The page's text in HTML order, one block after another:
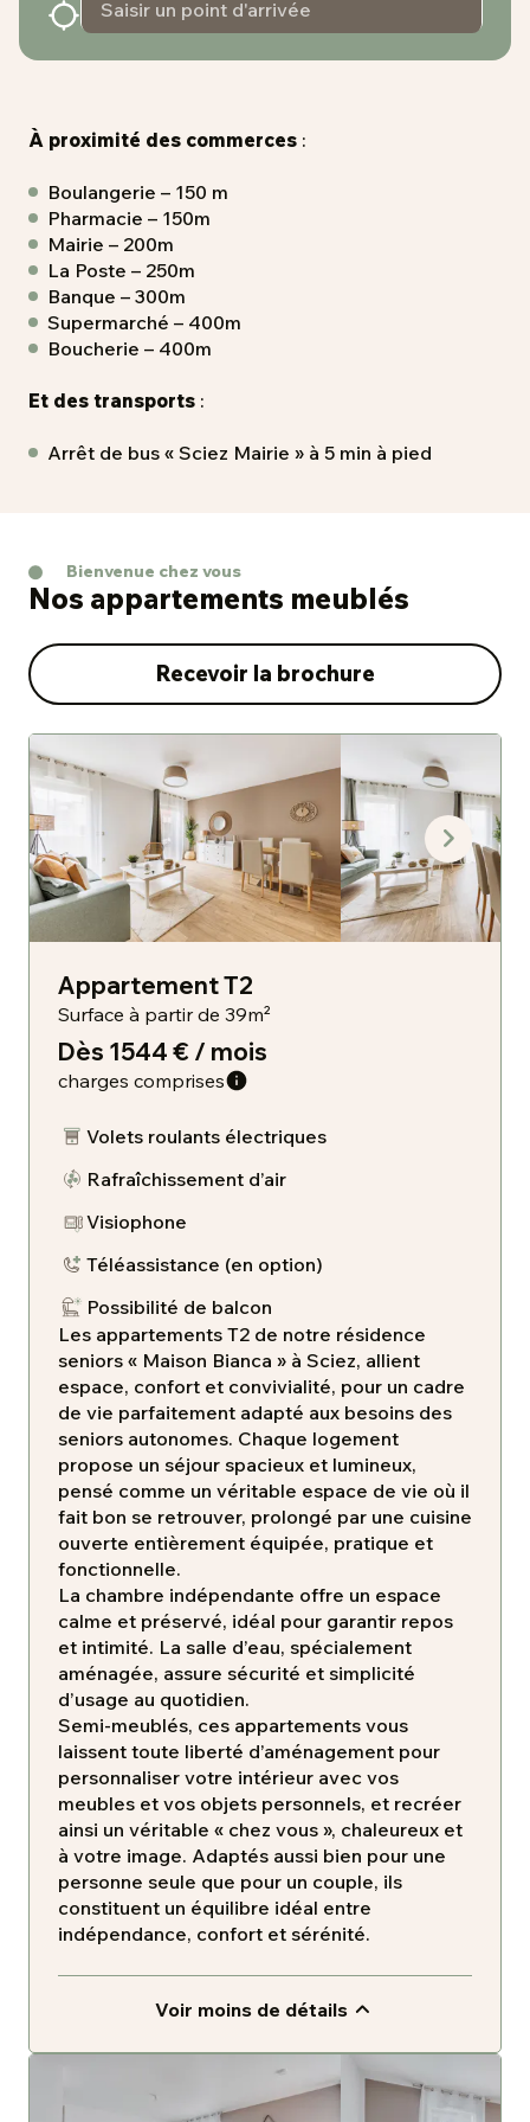
À proximité des commerces :
Boulangerie – 150 m
Pharmacie – 150m
Mairie – 200m
La Poste – 250m
Banque – 300m
Supermarché – 400m
Boucherie – 400m
Et des transports :
Arrêt de bus « Sciez Mairie » à 5 min à pied
Bienvenue chez vous
Nos appartements meublés
Recevoir la brochure
Appartement T2
Surface à partir de 39m²
Dès 1544 € / mois
charges comprises
Volets roulants électriques
Rafraîchissement d’air
Visiophone
​Téléassistance (en option)
Possibilité de balcon
Les appartements T2 de notre résidence
seniors « Maison Bianca » à Sciez, allient
espace, confort et convivialité, pour un cadre
de vie parfaitement adapté aux besoins des
seniors autonomes. Chaque logement
propose un séjour spacieux et lumineux,
pensé comme un véritable espace de vie où il
fait bon se retrouver, prolongé par une cuisine
ouverte entièrement équipée, pratique et
fonctionnelle.
La chambre indépendante offre un espace
calme et préservé, idéal pour garantir repos
et intimité. La salle d’eau, spécialement
aménagée, assure sécurité et simplicité
d’usage au quotidien.
Semi-meublés, ces appartements vous
laissent toute liberté d’aménagement pour
personnaliser votre intérieur avec vos
meubles et vos objets personnels, et recréer
ainsi un véritable « chez vous », chaleureux et
à votre image. Adaptés aussi bien pour une
personne seule que pour un couple, ils
constituent un équilibre idéal entre
indépendance, confort et sérénité.
Voir moins de détails